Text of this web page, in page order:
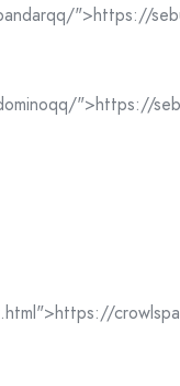
">https://
">https://